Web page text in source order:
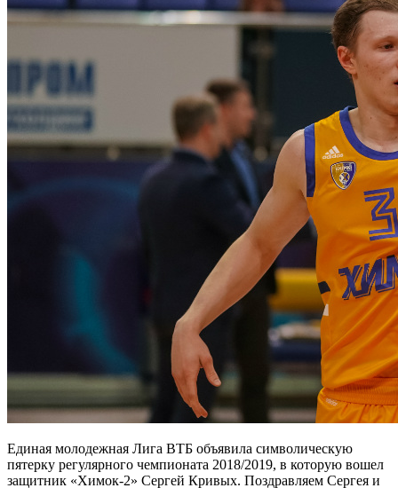
Единая молодежная Лига ВТБ объявила символическую
пятерку регулярного чемпионата 2018/2019, в которую вошел
защитник «Химок-2» Сергей Кривых. Поздравляем Сергея и